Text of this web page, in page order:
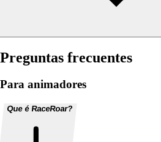
Preguntas frecuentes
Para animadores
Que é RaceRoar?